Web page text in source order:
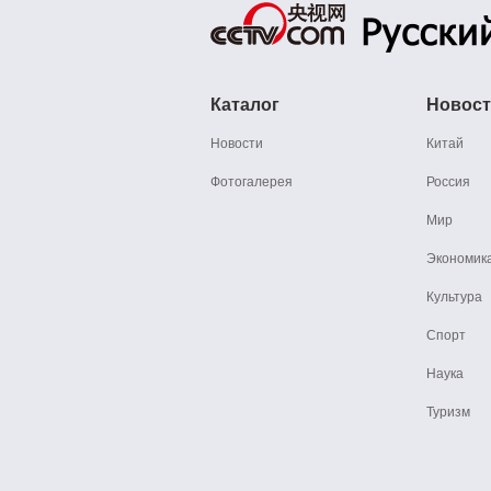
Каталог
Новости
Фотогалерея
Китай
Россия
Мир
Культура
Спорт
Наука
Туризм